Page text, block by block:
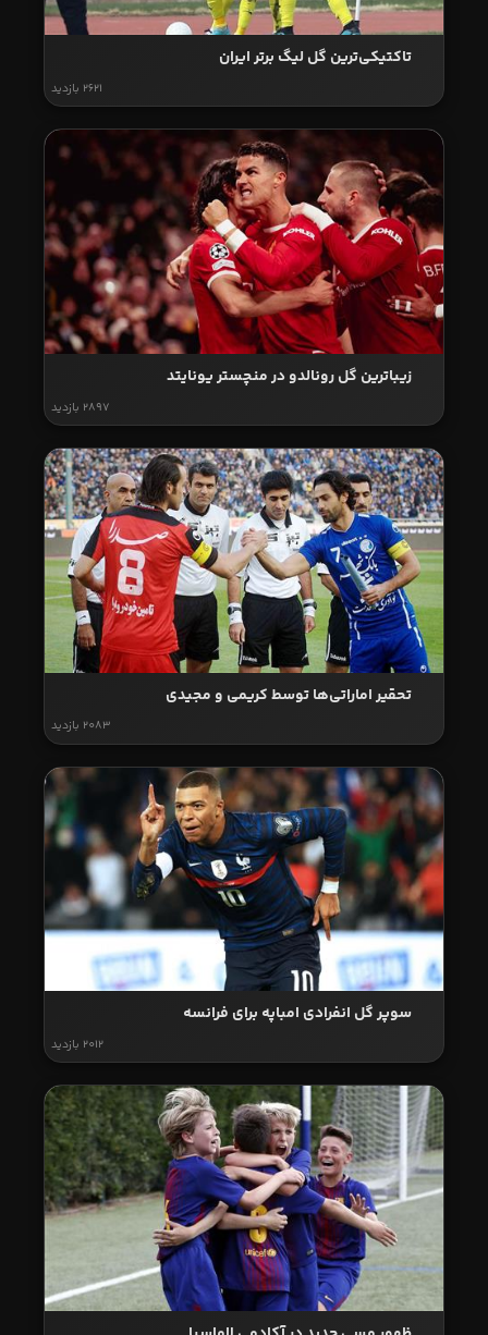
تاکتیکی‌ترین گل لیگ برتر ایران
2621 بازدید
زیباترین گل رونالدو در منچستر یونایتد
2897 بازدید
تحقیر اماراتی‌ها توسط کریمی و مجیدی
2083 بازدید
سوپر گل انفرادی امباپه برای فرانسه
2012 بازدید